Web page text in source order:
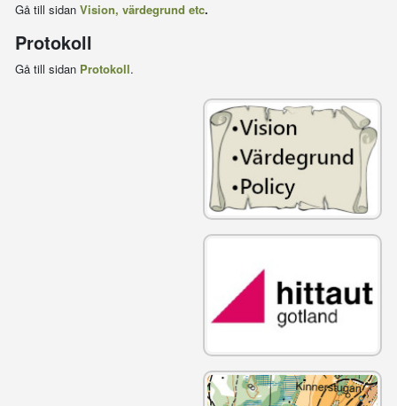
Gå till sidan Vision, värdegrund etc.
Protokoll
Gå till sidan Protokoll.